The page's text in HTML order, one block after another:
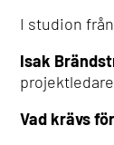
I studion
Isak
Vad krävs